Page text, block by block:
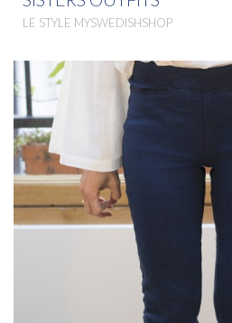
LE STYLE MYSWEDISHSHOP